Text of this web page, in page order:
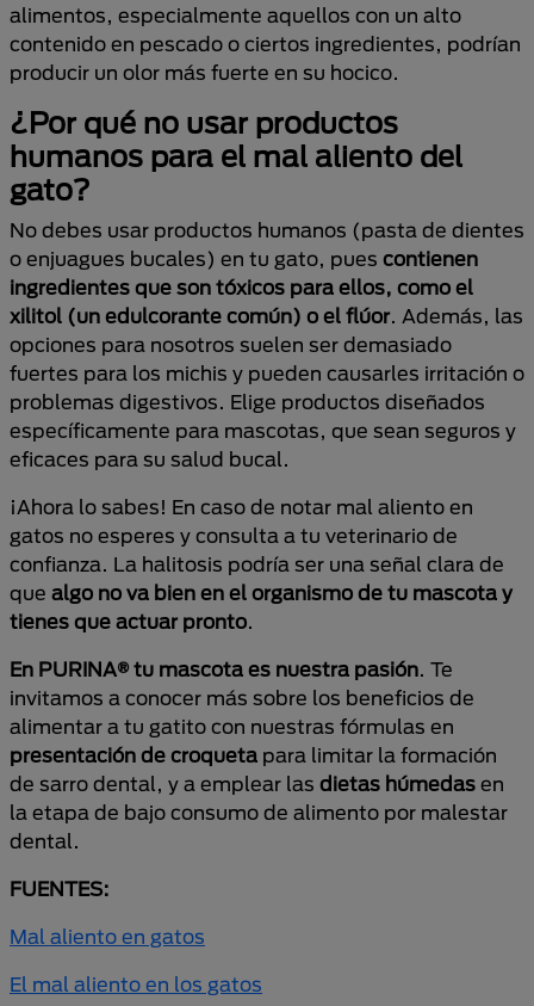
alimentos, especialmente aquellos con un alto
contenido en pescado o ciertos ingredientes, podrían
producir un olor más fuerte en su hocico.
¿Por qué no usar productos
humanos para el mal aliento del
gato?
No debes usar productos humanos (pasta de dientes
o enjuagues bucales) en tu gato, pues contienen
ingredientes que son tóxicos para ellos, como el
xilitol (un edulcorante común) o el flúor. Además, las
opciones para nosotros suelen ser demasiado
fuertes para los michis y pueden causarles irritación o
problemas digestivos. Elige productos diseñados
específicamente para mascotas, que sean seguros y
eficaces para su salud bucal.
¡Ahora lo sabes! En caso de notar mal aliento en
gatos no esperes y consulta a tu veterinario de
confianza. La halitosis podría ser una señal clara de
que algo no va bien en el organismo de tu mascota y
tienes que actuar pronto.
En PURINA® tu mascota es nuestra pasión. Te
invitamos a conocer más sobre los beneficios de
alimentar a tu gatito con nuestras fórmulas en
presentación de croqueta para limitar la formación
de sarro dental, y a emplear las dietas húmedas en
la etapa de bajo consumo de alimento por malestar
dental.
FUENTES:
Mal aliento en gatos
El mal aliento en los gatos